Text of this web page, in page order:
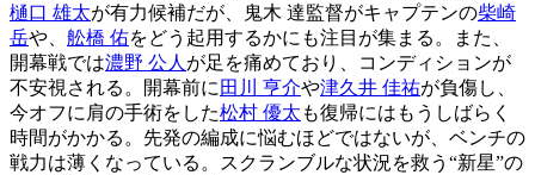
樋口 雄太が有力候補だが、鬼木 達監督がキャプテンの柴崎
岳や、 舩橋 佑をどう起用するかにも注目が集まる。また、
開幕戦では濃野 公人 が足を痛めており、コンディションが
不安視される。開幕前に 田川 亨介や津久井 佳祐が負傷し、
今オフに肩の手術をした松村 優太 も復帰にはもうしばらく
時間がかかる。先発の編成に悩むほどではないが、ベンチの
戦力は薄くなっている。スクランブルな状況を救う“新星”の